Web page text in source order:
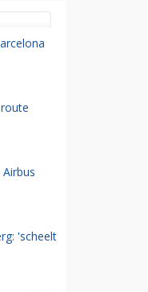
'scheelt